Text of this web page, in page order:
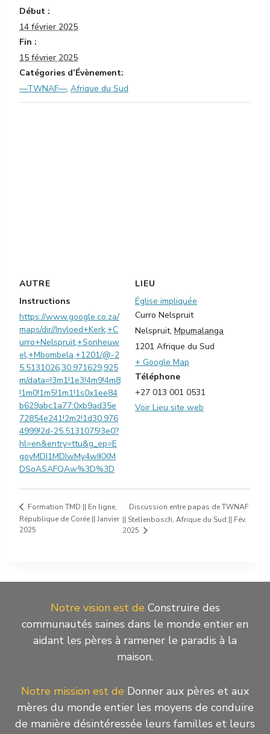
Début :
14 février 2025
Fin :
15 février 2025
Catégories d’Évènement:
—TWNAF—, Afrique du Sud
LIEU
Église impliquée
Curro Nelspruit
Nelspruit, Mpumalanga
1201 Afrique du Sud
+ Google Map
Téléphone
+27 013 001 0531
Voir Lieu site web
AUTRE
Instructions
https://www.google.co.za/
maps/dir//Invloed+Kerk,+C
urro+Nelspruit,+Sonheuw
el,+Mbombela,+1201/@-2
5.5131026,30.971629,925
m/data=!3m1!1e3!4m9!4m8
!1m0!1m5!1m1!1s0x1ee84
b629abc1a77:0xb9ad35e
72854e241!2m2!1d30.976
4999!2d-25.5131075!3e0?
hl=en&entry=ttu&g_ep=E
goyMDI1MDIwMy4wIKXM
DSoASAFQAw%3D%3D
Formation TMD || En ligne,
République de Corée || Janvier
2025
Discussion entre papas de TWNAF
|| Stellenbosch, Afrique du Sud || Fév.
2025
Notre vision est de Construire des
communautés saines dans le monde entier en
aidant les pères à ramener le paradis à la
maison.
Notre mission est de Donner aux pères et aux
mères du monde entier les moyens de conduire
de manière désintéressée leurs familles et leurs